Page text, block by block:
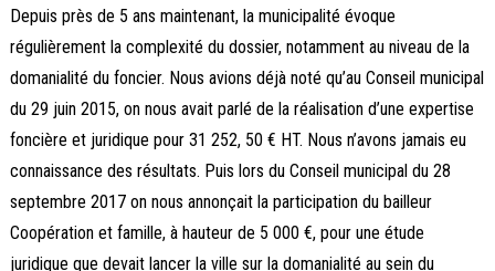
Depuis près de 5 ans maintenant, la municipalité évoque
régulièrement la complexité du dossier, notamment au niveau de la
domanialité du foncier. Nous avions déjà noté qu’au Conseil municipal
du 29 juin 2015, on nous avait parlé de la réalisation d’une expertise
foncière et juridique pour 31 252, 50 € HT. Nous n’avons jamais eu
connaissance des résultats. Puis lors du Conseil municipal du 28
septembre 2017 on nous annonçait la participation du bailleur
Coopération et famille, à hauteur de 5 000 €, pour une étude
juridique que devait lancer la ville sur la domanialité au sein du